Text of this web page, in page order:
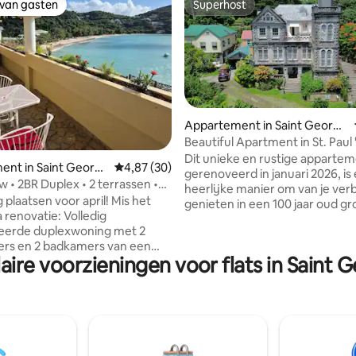
van 4,97 uit 5, 72 recensies
gasten
gasten
in Saint Georg
Gemiddelde beoordeling van 4,87 uit 5, 30
4,87 (30)
• 2BR Duplex • 2 terrassen •
plaatsen voor april! Mis het
renovatie: Volledig
duplexwoning met 2
en 2 badkamers van een
oppervlakte van 1,303
Het is onderdeel van
keuken, woonkamer
Superhost
Superhost
Appartement in Saint Georg
e's
Beautiful Apartment in St. Paul
Dit unieke en rustige
gerenoveerd in januari 2026, is
heerlijke manier om van je
genieten in een 100 jaar oud
fruit- en kruidenbomen. Neem
de activiteiten van het
bij reservering in de woning. Ik
voorzieningen voor flats in Saint